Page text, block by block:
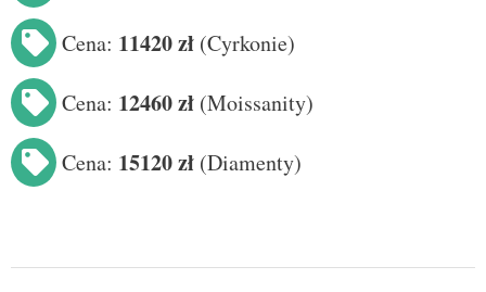
Cena: 11420 zł (Cyrkonie)
Cena: 12460 zł (Moissanity)
Cena: 15120 zł (Diamenty)